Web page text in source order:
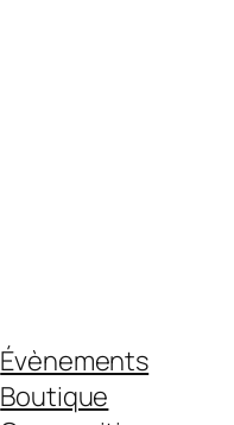
Évènements
Boutique